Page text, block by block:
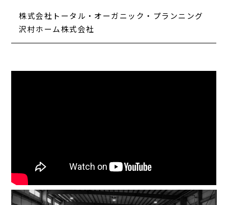
株式会社トータル・オーガニック・プランニング
沢村ホーム株式会社